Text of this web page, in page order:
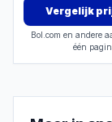
Vergelijk
Bol.com en andere
één